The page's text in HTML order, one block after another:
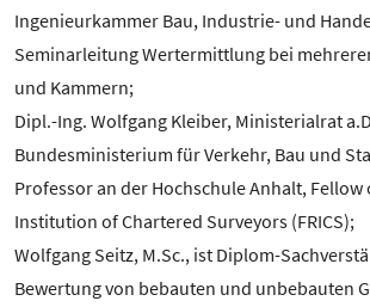
Ingenieurkammer Bau, Industrie- und
Seminarleitung Wertermittlung bei
und Kammern;
Dipl.-Ing. Wolfgang Kleiber, Ministerialrat
Bundesministerium für Verkehr, Bau und
Professor an der Hochschule Anhalt, Fellow
Institution of Chartered Surveyors (FRICS);
Wolfgang Seitz, M.Sc., ist Diplom-
Bewertung von bebauten und unbebauten